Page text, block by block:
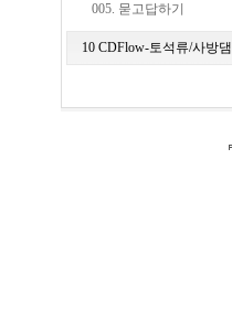
005. 묻고답하기
10 CDFlow-토석류/사방댐